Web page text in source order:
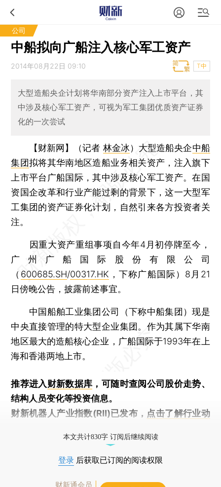
公司
中船拟向广船注入核心军工资产
2014年08月22日 09:10 T中
大型造船央企计划将华南部分资产注入上市平台，其
中涉及核心军工资产，可视为军工集团优质资产证券
化的一次尝试
【财新网】（记者 林金冰） 大型造船央企中船
集团拟将其华南地区造船业务相关资产，注入旗下
上市平台广船国际，其中涉及核心军工资产。在国
资国企改革和行业产能过剩的背景下，这一大型军
工集团的资产证券化计划，自然引来各方投资者关
注。
因重大资产重组事项自今年4月初停牌至今，
广州广船国际股份有限公司
（ 600685.SH/00317.HK ，下称广船国际）8月21
日傍晚公告，披露前述事宜。
中国船舶工业集团公司（下称中船集团）现是
中央直接管理的特大型企业集团。作为其属下华南
地区最大的造船核心企业，广船国际于1993年在上
海和香港两地上市。
推荐进入财新数据库 ，可随时查阅公司股价走势、
结构人员变化等投资信息。
财新机器人产业指数(RII)已发布， 点击了解行业动
本文共计830字 订阅后继续阅读
登录 后获取已订阅的阅读权限
财新通会员